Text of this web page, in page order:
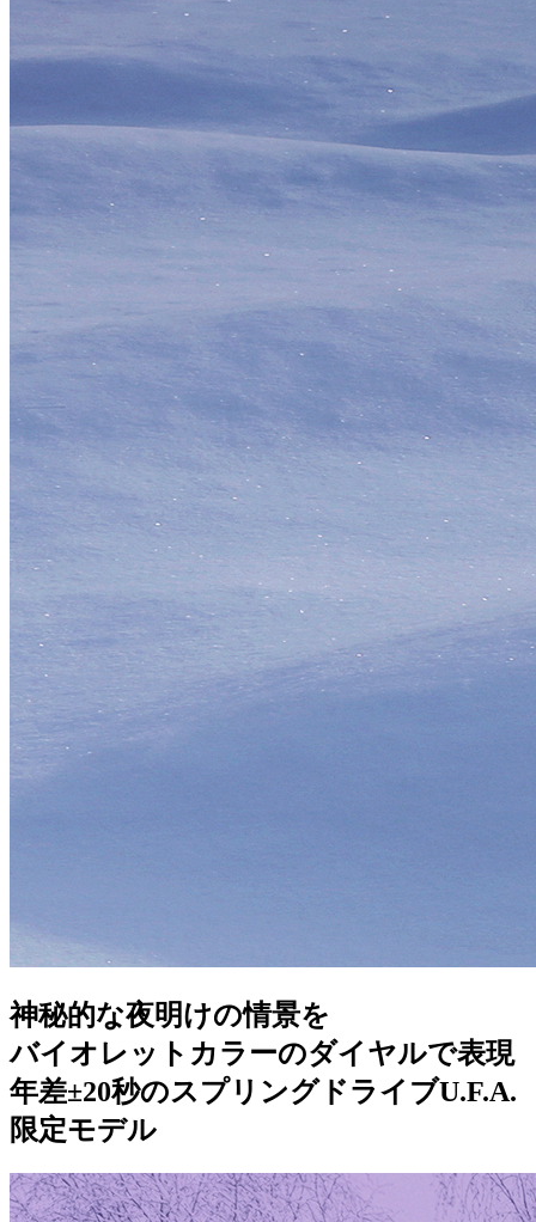
神秘的な夜明けの情景を
バイオレットカラーのダイヤルで表現
年差±20秒のスプリングドライブU.F.A.
限定モデル